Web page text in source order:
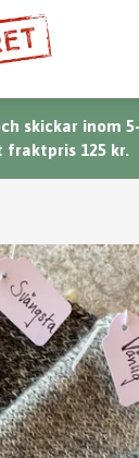
skickar inom
fraktpris 125 kr.